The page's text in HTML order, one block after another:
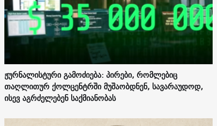
ჟურნალისტური გამოძიება: პირები, რომლებიც
თაღლითურ ქოლცენტრში მუშაობდნენ, სავარაუდოდ,
ისევ აგრძელებენ საქმიანობას